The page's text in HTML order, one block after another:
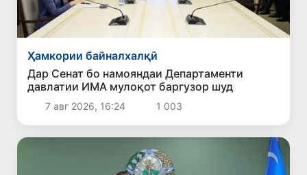
Ҳамкории байналхалқӣ
Дар Сенат бо намояндаи Департаменти
давлатии ИМА мулоқот баргузор шуд
7 авг 2026, 16:24 1 003